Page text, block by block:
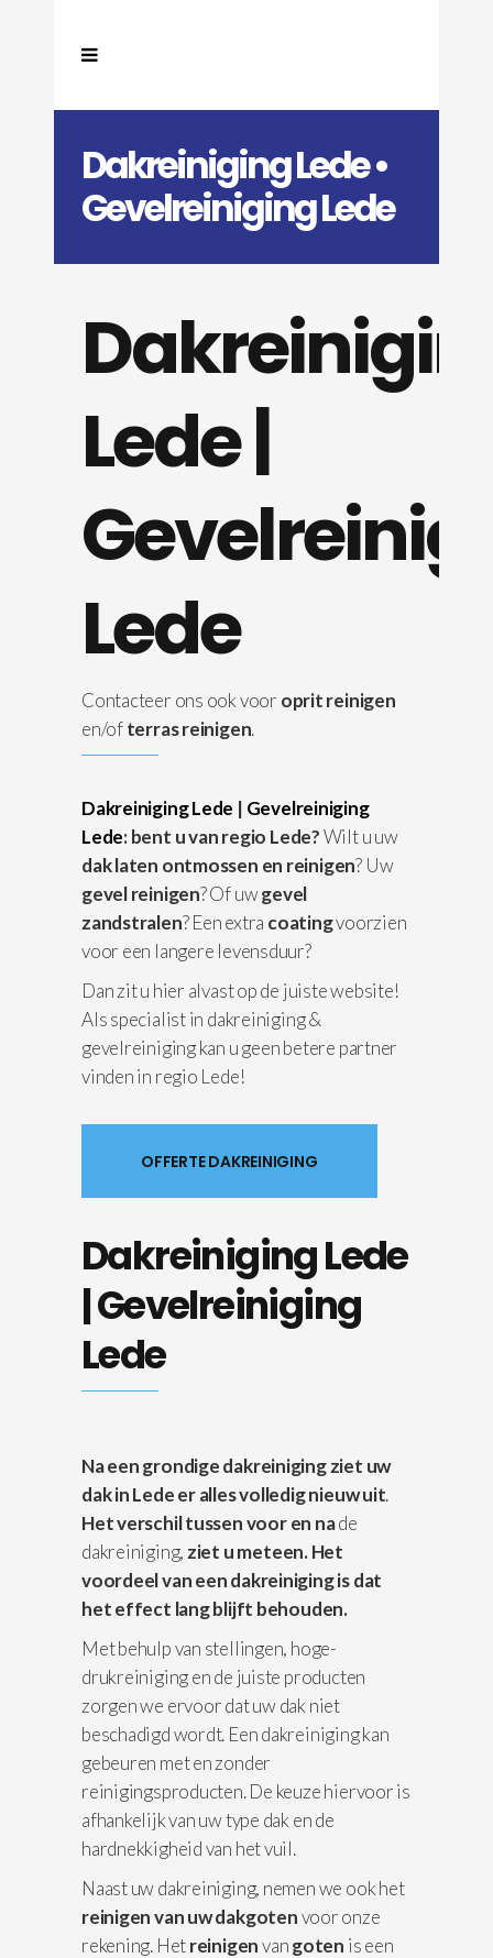
Dakreiniging Lede •
Gevelreiniging Lede
Lede |
Lede
Contacteer ons ook voor oprit reinigen
en/ofterras reinigen.
Dakreiniging Lede | Gevelreiniging
Lede: bent u van regio Lede?Wilt u uw
dak laten ontmossen en reinigen? Uw
gevel reinigen? Of uwgevel
zandstralen? Een extra coatingvoorzien
voor een langere levensduur?
Dan zit u hier alvast op de juiste website!
Als specialist in dakreiniging &
gevelreiniging kan u geen betere partner
vinden in regio Lede!
OFFERTE DAKREINIGING
Dakreiniging Lede
| Gevelreiniging
Lede
Na een grondige dakreiniging ziet uw
dak in Lede er alles volledig nieuw uit.
Het verschiltussen voor en nade
dakreiniging, ziet u meteen. Het
voordeel van een dakreiniging is dat
het effect lang blijft behouden.
Met behulp van stellingen, hoge-
drukreiniging en de juiste producten
zorgen we ervoor dat uw dak niet
beschadigd wordt. Een dakreiniging kan
gebeuren met en zonder
reinigingsproducten. De keuze hiervoor is
afhankelijk van uw type dak en de
hardnekkigheid van het vuil.
Naast uw dakreiniging, nemen we ook het
reinigen van uw dakgotenvoor onze
rekening. Hetreinigenvangoten is een